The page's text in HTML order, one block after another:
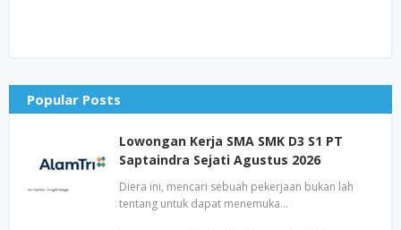
Popular Posts
Lowongan Kerja SMA SMK D3 S1 PT
Saptaindra Sejati Agustus 2026
Diera ini, mencari sebuah pekerjaan bukan lah
tentang untuk dapat menemuka…